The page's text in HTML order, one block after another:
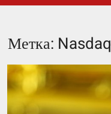
Метка: Nasdaq